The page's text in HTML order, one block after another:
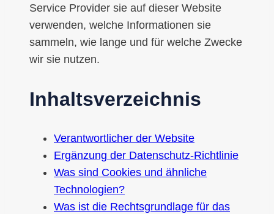
Service Provider sie auf dieser Website
verwenden, welche Informationen sie
sammeln, wie lange und für welche Zwecke
wir sie nutzen.
Inhaltsverzeichnis
Verantwortlicher der Website
Ergänzung der Datenschutz-Richtlinie
Was sind Cookies und ähnliche
Technologien?
Was ist die Rechtsgrundlage für das